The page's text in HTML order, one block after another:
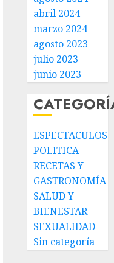
abril 2024
marzo 2024
agosto 2023
julio 2023
junio 2023
ESPECTACULOS
POLITICA
RECETAS Y
GASTRONOMÍA
SALUD Y
BIENESTAR
SEXUALIDAD
Sin categoría